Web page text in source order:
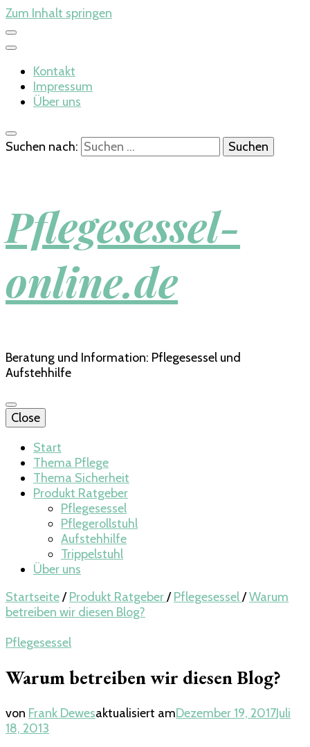
Zum Inhalt springen
Kontakt
Impressum
Über uns
Suchen nach:
Pflegesessel-
online.de
Beratung und Information: Pflegesessel und
Aufstehhilfe
Close
Start
Thema Pflege
Thema Sicherheit
Produkt Ratgeber
Pflegesessel
Pflegerollstuhl
Aufstehhilfe
Trippelstuhl
Über uns
Startseite/ Produkt Ratgeber/ Pflegesessel/Warum
betreiben wir diesen Blog?
Pflegesessel
Warum betreiben wir diesen Blog?
von Frank Dewesaktualisiert amDezember 19, 2017Juli
18, 2013